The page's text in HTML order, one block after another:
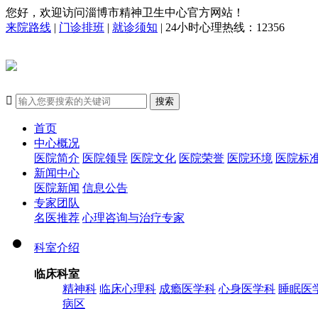
您好，欢迎访问淄博市精神卫生中心官方网站！
来院路线 | 门诊排班 | 就诊须知 | 24小时心理热线：12356
 搜索
首页
中心概况
医院简介 医院领导 医院文化 医院荣誉 医院环境 医院标
新闻中心
医院新闻 信息公告
专家团队
名医推荐 心理咨询与治疗专家
科室介绍
临床科室
精神科 临床心理科 成瘾医学科 心身医学科 睡眠医
病区